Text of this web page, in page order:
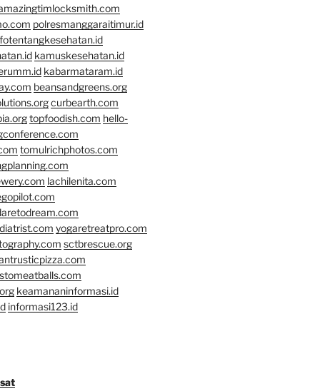
polresmanggaraitimur.id
kamuskesehatan.id
kabarmataram.id
beansandgreens.org
curbearth.com
topfoodish.com hello-
tomulrichphotos.com
lachilenita.com
yogaretreatpro.com
sctbrescue.org
keamananinformasi.id
informasi123.id